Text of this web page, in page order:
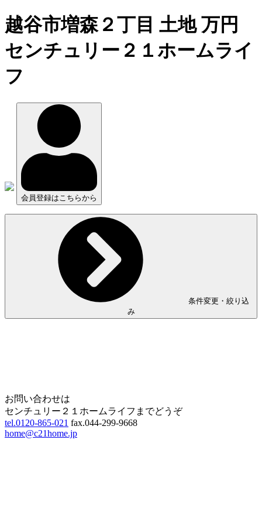
越谷市増森２丁目 土地 万円
センチュリー２１ホームライ
フ
会員登録はこちらから
条件変更・絞り込
み
お問い合わせは
センチュリー２１ホームライフまでどうぞ
tel.0120-865-021 fax.044-299-9668
home@c21home.jp